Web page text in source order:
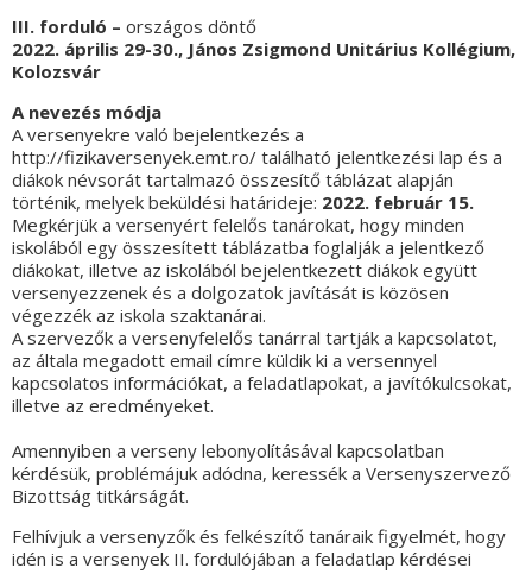
III. forduló – országos döntő
2022. április 29-30., János Zsigmond Unitárius Kollégium,
Kolozsvár
A nevezés módja
A versenyekre való bejelentkezés a
http://fizikaversenyek.emt.ro/ található jelentkezési lap és a
diákok névsorát tartalmazó összesítő táblázat alapján
történik, melyek beküldési határideje: 2022. február 15.
Megkérjük a versenyért felelős tanárokat, hogy minden
iskolából egy összesített táblázatba foglalják a jelentkező
diákokat, illetve az iskolából bejelentkezett diákok együtt
versenyezzenek és a dolgozatok javítását is közösen
végezzék az iskola szaktanárai.
A szervezők a versenyfelelős tanárral tartják a kapcsolatot,
az általa megadott email címre küldik ki a versennyel
kapcsolatos információkat, a feladatlapokat, a javítókulcsokat,
illetve az eredményeket.
Amennyiben a verseny lebonyolításával kapcsolatban
kérdésük, problémájuk adódna, keressék a Versenyszervező
Bizottság titkárságát.
Felhívjuk a versenyzők és felkészítő tanáraik figyelmét, hogy
idén is a versenyek II. fordulójában a feladatlap kérdései